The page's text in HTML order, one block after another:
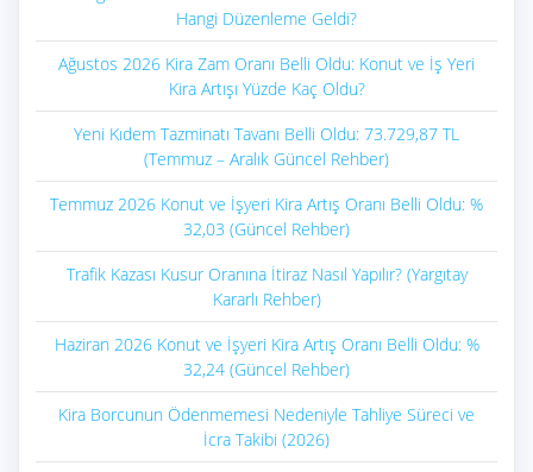
Hangi Düzenleme Geldi?
Ağustos 2026 Kira Zam Oranı Belli Oldu: Konut ve İş Yeri
Kira Artışı Yüzde Kaç Oldu?
Yeni Kıdem Tazminatı Tavanı Belli Oldu: 73.729,87 TL
(Temmuz – Aralık Güncel Rehber)
Temmuz 2026 Konut ve İşyeri Kira Artış Oranı Belli Oldu: %
32,03 (Güncel Rehber)
Trafik Kazası Kusur Oranına İtiraz Nasıl Yapılır? (Yargıtay
Kararlı Rehber)
Haziran 2026 Konut ve İşyeri Kira Artış Oranı Belli Oldu: %
32,24 (Güncel Rehber)
Kira Borcunun Ödenmemesi Nedeniyle Tahliye Süreci ve
İcra Takibi (2026)